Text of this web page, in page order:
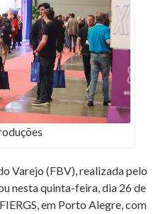
Varejo (FBV), realizada pelo
nesta quinta-feira, dia 26 de
em Porto Alegre, com